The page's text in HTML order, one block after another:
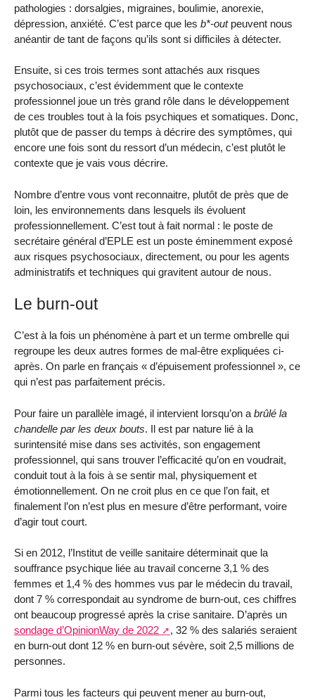
pathologies : dorsalgies, migraines, boulimie, anorexie,
dépression, anxiété. C’est parce que les b*-outpeuvent nous
anéantir de tant de façons qu’ils sont si difficiles à détecter.
Ensuite, si ces trois termes sont attachés aux risques
psychosociaux, c’est évidemment que le contexte
professionnel joue un très grand rôle dans le développement
de ces troubles tout à la fois psychiques et somatiques. Donc,
plutôt que de passer du temps à décrire des symptômes, qui
encore une fois sont du ressort d’un médecin, c’est plutôt le
contexte que je vais vous décrire.
Nombre d’entre vous vont reconnaitre, plutôt de près que de
loin, les environnements dans lesquels ils évoluent
professionnellement. C’est tout à fait normal : le poste de
secrétaire général d’EPLE est un poste éminemment exposé
aux risques psychosociaux, directement, ou pour les agents
administratifs et techniques qui gravitent autour de nous.
Le burn-out
C’est à la fois un phénomène à part et un terme ombrelle qui
regroupe les deux autres formes de mal-être expliquées ci-
après. On parle en français « d’épuisement professionnel », ce
qui n’est pas parfaitement précis.
Pour faire un parallèle imagé, il intervient lorsqu’on a brûlé la
chandelle par les deux bouts. Il est par nature lié à la
surintensité mise dans ses activités, son engagement
professionnel, qui sans trouver l’efficacité qu’on en voudrait,
conduit tout à la fois à se sentir mal, physiquement et
émotionnellement. On ne croit plus en ce que l’on fait, et
finalement l’on n’est plus en mesure d’être performant, voire
d’agir tout court.
Si en 2012, l’Institut de veille sanitaire déterminait que la
souffrance psychique liée au travail concerne 3,1 % des
femmes et 1,4 % des hommes vus par le médecin du travail,
dont 7 % correspondait au syndrome de burn-out, ces chiffres
ont beaucoup progressé après la crise sanitaire. D’après un
sondage d’OpinionWay de 2022
, 32 % des salariés seraient
en burn-out dont 12 % en burn-out sévère, soit 2,5 millions de
personnes.
Parmi tous les facteurs qui peuvent mener au burn-out,